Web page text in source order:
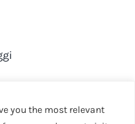
you the most relevant